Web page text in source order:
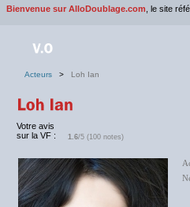
Bienvenue sur AlloDoublage.com , le site
Acteurs > Loh Ian
Votre avis
sur la VF :
1.6/5 (100 notes)